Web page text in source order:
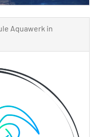
Aquawerk in